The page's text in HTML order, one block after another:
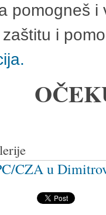
pomogneš
i
CZA u